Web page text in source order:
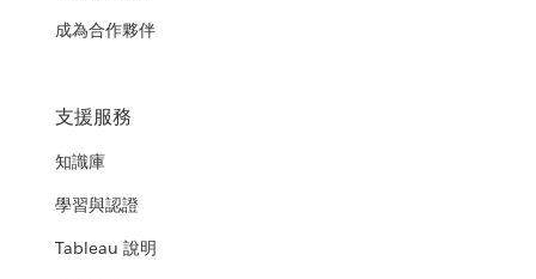
成為合作夥伴
支援服務
知識庫
學習與認證
Tableau 說明